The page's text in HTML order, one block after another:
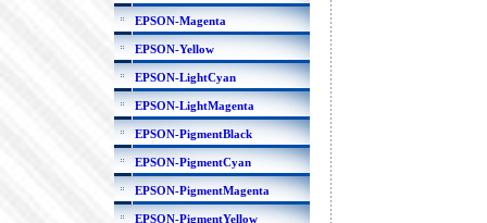
EPSON-Magenta
EPSON-Yellow
EPSON-LightCyan
EPSON-LightMagenta
EPSON-PigmentBlack
EPSON-PigmentCyan
EPSON-PigmentMagenta
EPSON-PigmentYellow